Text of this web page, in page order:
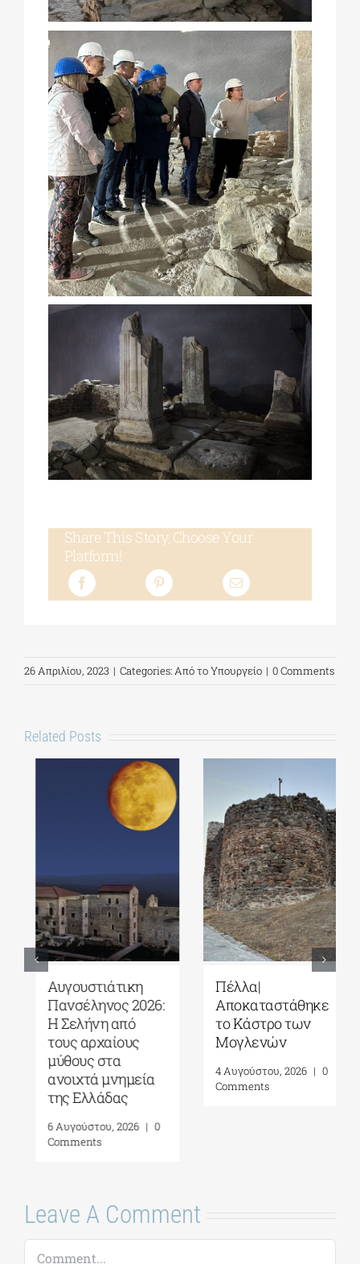
Share This Story, Choose Your
Platform!
26 Απριλίου, 2023 | Categories:Από το Υπουργείο | 0 Comments
Related Posts
Αυγουστιάτικη
Πανσέληνος 2026:
Η Σελήνη από
τους αρχαίους
μύθους στα
ανοιχτά μνημεία
της Ελλάδας
6 Αυγούστου, 2026 |
0
Comments
Πέλλα|
Αποκαταστάθηκε
το Κάστρο των
Μογλενών
4 Αυγούστου, 2026 |
0
Comments
Leave A Comment
Comment